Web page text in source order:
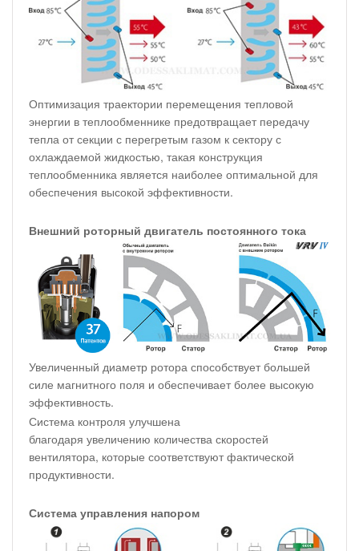
Оптимизация траектории перемещения тепловой
энергии в теплообменнике предотвращает передачу
тепла от секции с перегретым газом к сектору с
охлаждаемой жидкостью, такая конструкция
теплообменника является наиболее оптимальной для
обеспечения высокой эффективности.
Внешний роторный двигатель постоянного тока
Увеличенный диаметр ротора способствует большей
силе магнитного поля и обеспечивает более высокую
эффективность.
Система контроля улучшена
благодаря увеличению количества скоростей
вентилятора, которые соответствуют фактической
продуктивности.
Система управления напором